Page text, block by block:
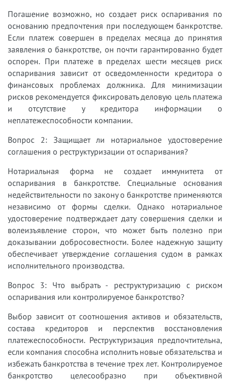
Погашение возможно, но создает риск оспаривания по
основанию предпочтения при последующем банкротстве.
Если платеж совершен в пределах месяца до принятия
заявления о банкротстве, он почти гарантированно будет
оспорен. При платеже в пределах шести месяцев риск
оспаривания зависит от осведомленности кредитора о
финансовых проблемах должника. Для минимизации
рисков рекомендуется фиксировать деловую цель платежа
и отсутствие у кредитора информации о
неплатежеспособности компании.
Вопрос 2: Защищает ли нотариальное удостоверение
соглашения о реструктуризации от оспаривания?
Нотариальная форма не создает иммунитета от
оспаривания в банкротстве. Специальные основания
недействительности по закону о банкротстве применяются
независимо от формы сделки. Однако нотариальное
удостоверение подтверждает дату совершения сделки и
волеизъявление сторон, что может быть полезно при
доказывании добросовестности. Более надежную защиту
обеспечивает утверждение соглашения судом в рамках
исполнительного производства.
Вопрос 3: Что выбрать - реструктуризацию с риском
оспаривания или контролируемое банкротство?
Выбор зависит от соотношения активов и обязательств,
состава кредиторов и перспектив восстановления
платежеспособности. Реструктуризация предпочтительна,
если компания способна исполнить новые обязательства и
избежать банкротства в течение трех лет. Контролируемое
банкротство целесообразно при объективной